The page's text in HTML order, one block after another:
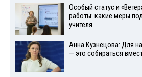
Особый статус и
работы: какие меры
учителя
Анна Кузнецова: Для
— это собираться